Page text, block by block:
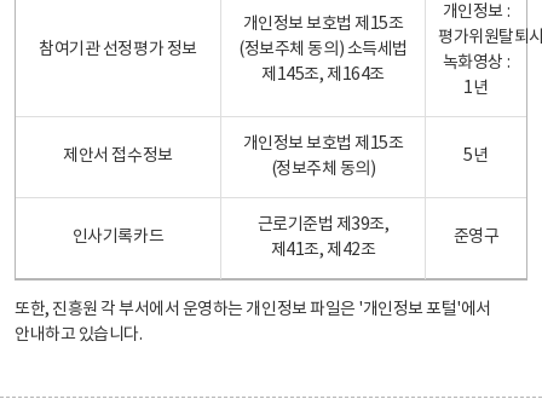
참여기관 선정평가 정보
개인정보 보호법 제15조
(정보주체 동의) 소득세법
제145조, 제164조
개인정보 :
평가위원탈퇴
녹화영상 :
1년
제안서 접수정보
개인정보 보호법 제15조
(정보주체 동의)
5년
인사기록카드
근로기준법 제39조,
제41조, 제42조
준영구
또한, 진흥원 각 부서에서 운영하는 개인정보 파일은 '개인정보 포털'에서
안내하고 있습니다.